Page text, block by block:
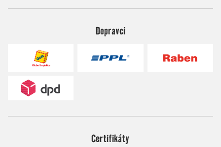
Dopravci
Certifikáty